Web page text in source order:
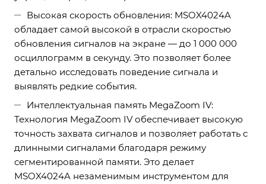
Высокая скорость обновления: MSOX4024A
обладает самой высокой в отрасли скоростью
обновления сигналов на экране — до 1 000 000
осциллограмм в секунду. Это позволяет более
детально исследовать поведение сигнала и
выявлять редкие события.
Интеллектуальная память MegaZoom IV:
Технология MegaZoom IV обеспечивает высокую
точность захвата сигналов и позволяет работать с
длинными сигналами благодаря режиму
сегментированной памяти. Это делает
MSOX4024A незаменимым инструментом для